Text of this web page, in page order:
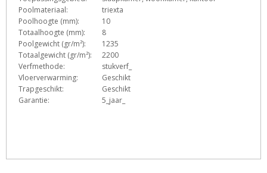
Poolmateriaal:
triexta
Poolhoogte (mm):
10
Totaalhoogte (mm):
8
Poolgewicht (gr/m²):
1235
Totaalgewicht (gr/m²):
2200
Verfmethode:
stukverf_
Vloerverwarming:
Geschikt
Trapgeschikt:
Geschikt
Garantie:
5_jaar_
TZ